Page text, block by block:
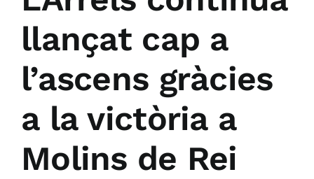
llançat cap a
l’ascens gràcies
a la victòria a
Molins de Rei